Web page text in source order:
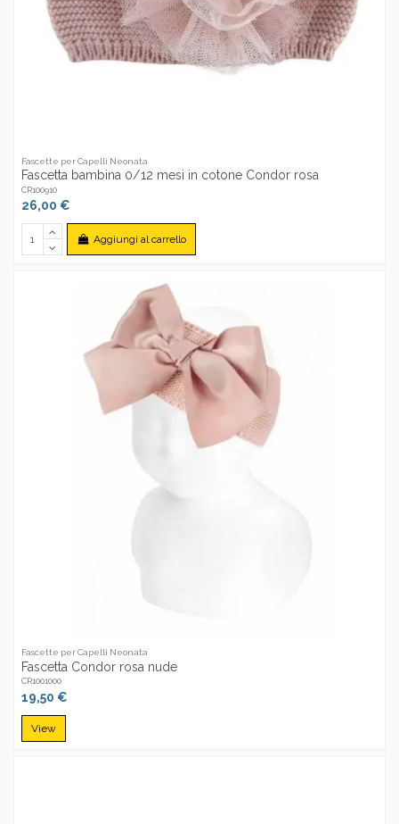
Fascette per Capelli Neonata
Fascetta bambina 0/12 mesi in cotone Condor rosa
CR100910
26,00 €
Aggiungi al carrello
Fascette per Capelli Neonata
Fascetta Condor rosa nude
CR1001000
19,50 €
View